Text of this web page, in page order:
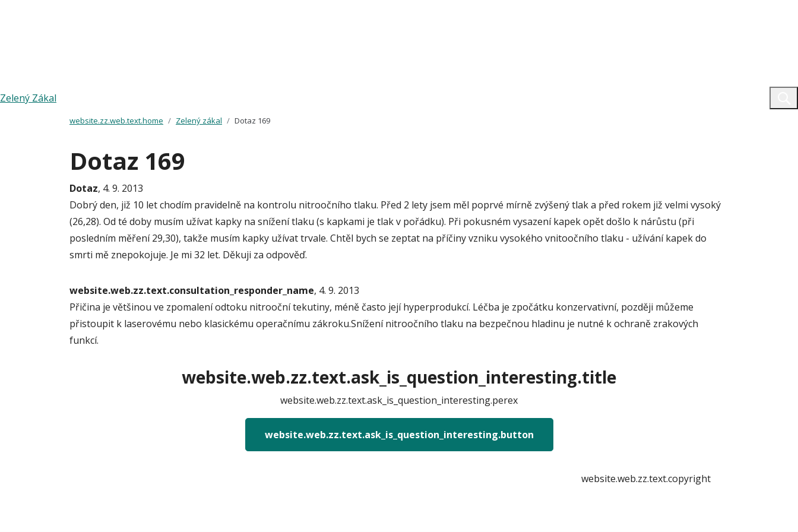
Zelený Zákal
website.zz.web.text.home Zelený zákal Dotaz 169
Dotaz 169
Dotaz, 4. 9. 2013
Dobrý den, již 10 let chodím pravidelně na kontrolu nitroočního tlaku. Před 2 lety jsem měl poprvé mírně zvýšený tlak a před rokem již velmi vysoký
(26,28). Od té doby musím užívat kapky na snížení tlaku (s kapkami je tlak v pořádku). Při pokusném vysazení kapek opět došlo k nárůstu (při
posledním měření 29,30), takže musím kapky užívat trvale. Chtěl bych se zeptat na příčiny vzniku vysokého vnitoočního tlaku - užívání kapek do
smrti mě znepokojuje. Je mi 32 let. Děkuji za odpověď.
website.web.zz.text.consultation_responder_name, 4. 9. 2013
Přičina je většinou ve zpomalení odtoku nitrooční tekutiny, méně často její hyperprodukcí. Léčba je zpočátku konzervativní, později můžeme
přistoupit k laserovému nebo klasickému operačnímu zákroku.Snížení nitroočního tlaku na bezpečnou hladinu je nutné k ochraně zrakových
funkcí.
website.web.zz.text.ask_is_question_interesting.title
website.web.zz.text.ask_is_question_interesting.perex
website.web.zz.text.ask_is_question_interesting.button
website.web.zz.text.copyright